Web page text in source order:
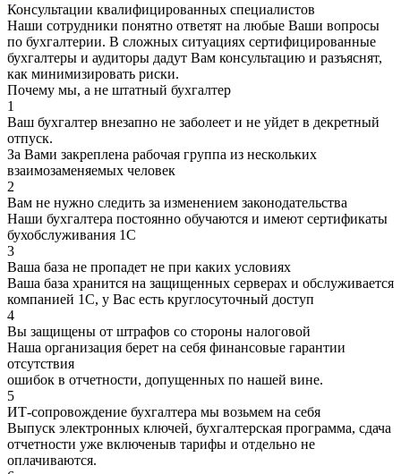
Консультации квалифицированных специалистов
Наши сотрудники понятно ответят на любые Ваши вопросы
по бухгалтерии. В сложных ситуациях сертифицированные
бухгалтеры и аудиторы дадут Вам консультацию и разъяснят,
как минимизировать риски.
Почему мы, а не штатный бухгалтер
1
Ваш бухгалтер внезапно не заболеет и не уйдет в декретный
отпуск.
За Вами закреплена рабочая группа из нескольких
взаимозаменяемых человек
2
Вам не нужно следить за изменением законодательства
Наши бухгалтера постоянно обучаются и имеют сертификаты
бухобслуживания 1С
3
Ваша база не пропадет не при каких условиях
Ваша база хранится на защищенных серверах и обслуживается
компанией 1С, у Вас есть круглосуточный доступ
4
Вы защищены от штрафов со стороны налоговой
Наша организация берет на себя финансовые гарантии
отсутствия
ошибок в отчетности, допущенных по нашей вине.
5
ИТ-сопровождение бухгалтера мы возьмем на себя
Выпуск электронных ключей, бухгалтерская программа, сдача
отчетности уже включеныв тарифы и отдельно не
оплачиваются.